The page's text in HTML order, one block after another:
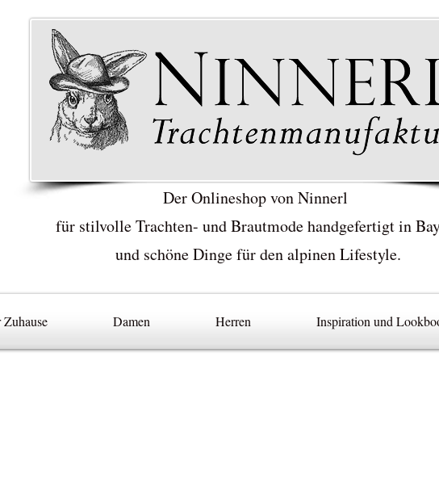
Der Onlineshop von Ninnerl
für stilvolle Trachten- und Brautmode handgefertigt in
und schöne Dinge für den alpinen Lifestyle.
Damen Herren Inspiration und